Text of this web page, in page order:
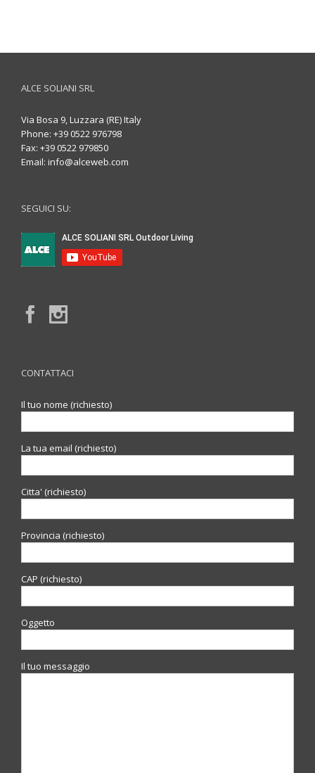
ALCE SOLIANI SRL
Via Bosa 9, Luzzara (RE) Italy
Phone: +39 0522 976798
Fax: +39 0522 979850
Email: info@alceweb.com
SEGUICI SU:
CONTATTACI
Il tuo nome (richiesto)
La tua email (richiesto)
Citta' (richiesto)
Provincia (richiesto)
CAP (richiesto)
Oggetto
Il tuo messaggio